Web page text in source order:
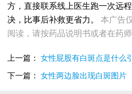
方，直接联系线上医生跑一次远
决，比事后补救更省力。
本广告
阅读，请按药品说明书或者在药
上一篇： 女性屁股有白斑点是什么
下一篇： 女性两边脸出现白斑图片
女性后背腰窝长小白点凹陷
女生脚踝骨节凸起处
女性小腿冒出小白点
女性手指关节长小白
女生腰窝长白斑凹